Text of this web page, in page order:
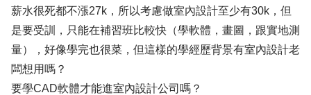
薪水很死都不漲27k，所以考慮做室內設計至少有30k，但
是要受訓，只能在補習班比較快（學軟體，畫圖，跟實地測
量），好像學完也很菜，但這樣的學經歷背景有室內設計老
闆想用嗎？
要學CAD軟體才能進室內設計公司嗎？